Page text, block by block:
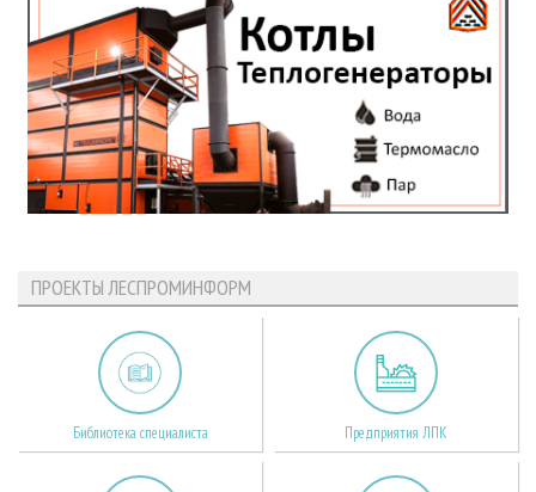
ПРОЕКТЫ ЛЕСПРОМИНФОРМ
Библиотека специалиста Предприятия ЛПК